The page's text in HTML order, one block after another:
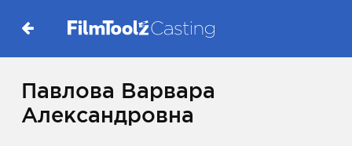
Павлова Варвара
Александровна